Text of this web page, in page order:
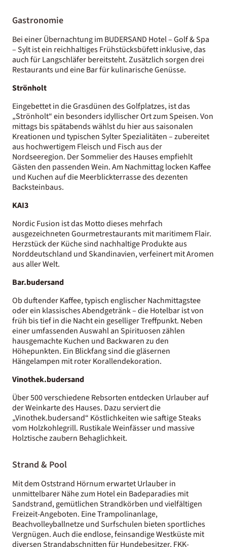
Gastronomie
Bei einer Übernachtung im BUDERSAND Hotel – Golf & Spa
– Sylt ist ein reichhaltiges Frühstücksbüfett inklusive, das
auch für Langschläfer bereitsteht. Zusätzlich sorgen drei
Restaurants und eine Bar für kulinarische Genüsse.
Strönholt
Eingebettet in die Grasdünen des Golfplatzes, ist das
„Strönholt“ ein besonders idyllischer Ort zum Speisen. Von
mittags bis spätabends wählst du hier aus saisonalen
Kreationen und typischen Sylter Spezialitäten – zubereitet
aus hochwertigem Fleisch und Fisch aus der
Nordseeregion. Der Sommelier des Hauses empfiehlt
Gästen den passenden Wein. Am Nachmittag locken Kaffee
und Kuchen auf die Meerblickterrasse des dezenten
Backsteinbaus.
KAI3
Nordic Fusion ist das Motto dieses mehrfach
ausgezeichneten Gourmetrestaurants mit maritimem Flair.
Herzstück der Küche sind nachhaltige Produkte aus
Norddeutschland und Skandinavien, verfeinert mit Aromen
aus aller Welt.
Bar.budersand
Ob duftender Kaffee, typisch englischer Nachmittagstee
oder ein klassisches Abendgetränk – die Hotelbar ist von
früh bis tief in die Nacht ein geselliger Treffpunkt. Neben
einer umfassenden Auswahl an Spirituosen zählen
hausgemachte Kuchen und Backwaren zu den
Höhepunkten. Ein Blickfang sind die gläsernen
Hängelampen mit roter Korallendekoration.
Vinothek.budersand
Über 500 verschiedene Rebsorten entdecken Urlauber auf
der Weinkarte des Hauses. Dazu serviert die
„Vinothek.budersand“ Köstlichkeiten wie saftige Steaks
vom Holzkohlegrill. Rustikale Weinfässer und massive
Holztische zaubern Behaglichkeit.
Strand & Pool
Mit dem Oststrand Hörnum erwartet Urlauber in
unmittelbarer Nähe zum Hotel ein Badeparadies mit
Sandstrand, gemütlichen Strandkörben und vielfältigen
Freizeit-Angeboten. Eine Trampolinanlage,
Beachvolleyballnetze und Surfschulen bieten sportliches
Vergnügen. Auch die endlose, feinsandige Westküste mit
diversen Strandabschnitten für Hundebesitzer, FKK-